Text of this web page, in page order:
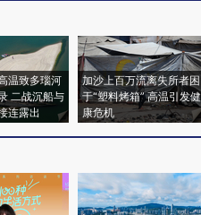
温致多瑙河
二战沉船与
连露出
加沙上百万流离失所者困
于“塑料烤箱” 高温引发健
康危机